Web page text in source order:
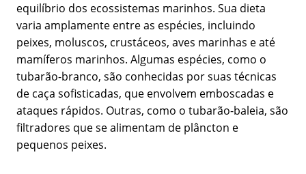
equilíbrio dos ecossistemas marinhos. Sua dieta
varia amplamente entre as espécies, incluindo
peixes, moluscos, crustáceos, aves marinhas e até
mamíferos marinhos. Algumas espécies, como o
tubarão-branco, são conhecidas por suas técnicas
de caça sofisticadas, que envolvem emboscadas e
ataques rápidos. Outras, como o tubarão-baleia, são
filtradores que se alimentam de plâncton e
pequenos peixes.